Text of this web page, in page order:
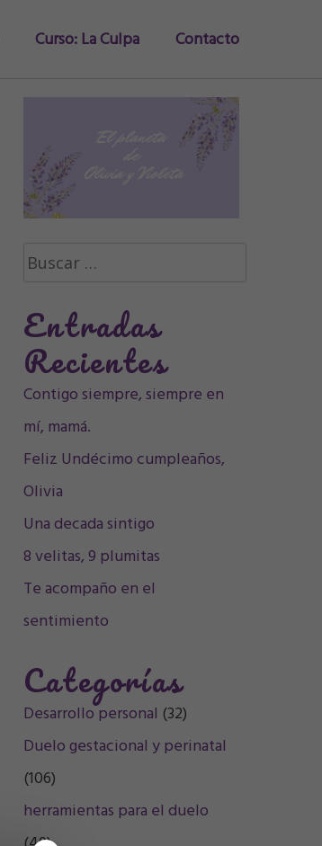
Curso: La Culpa Contacto
Buscar:
Entradas
Recientes
Contigo siempre, siempre en
mí, mamá.
Feliz Undécimo cumpleaños,
Olivia
Una decada sintigo
8 velitas, 9 plumitas
Te acompaño en el
sentimiento
Categorías
Desarrollo personal (32)
Duelo gestacional y perinatal
(106)
herramientas para el duelo